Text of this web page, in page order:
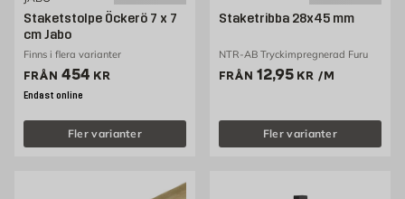
Staketstolpe Öckerö 7 x 7
cm Jabo
Finns i flera varianter
FRÅN Pris 454 kr
454 KR
Endast online
Fler varianter
Staketribba 28x45 mm
NTR-AB Tryckimpregnerad Furu
FRÅN Pris 12.95 kr /m
12,95 KR /M
Fler varianter